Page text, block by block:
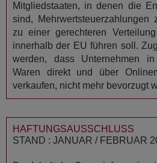
Mitgliedstaaten, in denen die
sind, Mehrwertsteuerzahlungen
zu einer gerechteren
innerhalb der EU führen soll.
werden, dass Unternehmen
Waren direkt und über
verkaufen, nicht mehr bevorzugt
HAFTUNGSAUSSCHLUSS
STAND : JANUAR / FEBRUAR